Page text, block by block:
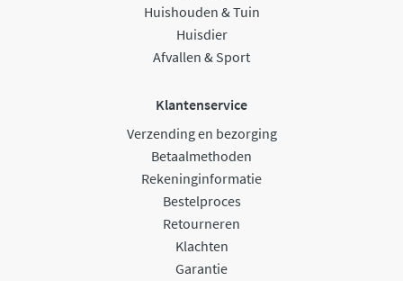
Huishouden & Tuin
Huisdier
Afvallen & Sport
Klantenservice
Verzending en bezorging
Betaalmethoden
Rekeninginformatie
Bestelproces
Retourneren
Klachten
Garantie